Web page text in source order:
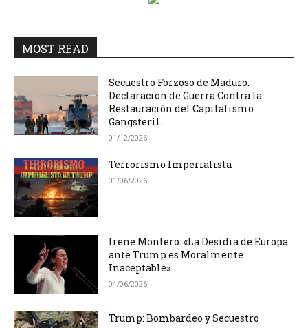
MOST READ
Secuestro Forzoso de Maduro:
Declaración de Guerra Contra la
Restauración del Capitalismo
Gangsteril.
01/12/2026
Terrorismo Imperialista
01/06/2026
Irene Montero: «La Desidia de Europa
ante Trump es Moralmente
Inaceptable»
01/06/2026
Trump: Bombardeo y Secuestro